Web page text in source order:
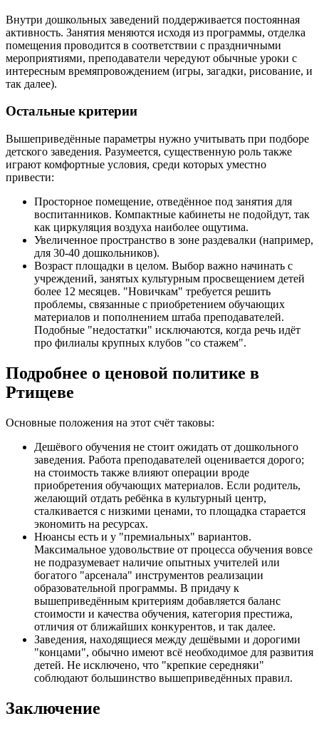
Внутри дошкольных заведений поддерживается постоянная
активность. Занятия меняются исходя из программы, отделка
помещения проводится в соответствии с праздничными
мероприятиями, преподаватели чередуют обычные уроки с
интересным времяпровождением (игры, загадки, рисование, и
так далее).
Остальные критерии
Вышеприведённые параметры нужно учитывать при подборе
детского заведения. Разумеется, существенную роль также
играют комфортные условия, среди которых уместно
привести:
Просторное помещение, отведённое под занятия для
воспитанников. Компактные кабинеты не подойдут, так
как циркуляция воздуха наиболее ощутима.
Увеличенное пространство в зоне раздевалки (например,
для 30-40 дошкольников).
Возраст площадки в целом. Выбор важно начинать с
учреждений, занятых культурным просвещением детей
более 12 месяцев. "Новичкам" требуется решить
проблемы, связанные с приобретением обучающих
материалов и пополнением штаба преподавателей.
Подобные "недостатки" исключаются, когда речь идёт
про филиалы крупных клубов "со стажем".
Подробнее о ценовой политике в
Ртищеве
Основные положения на этот счёт таковы:
Дешёвого обучения не стоит ожидать от дошкольного
заведения. Работа преподавателей оценивается дорого;
на стоимость также влияют операции вроде
приобретения обучающих материалов. Если родитель,
желающий отдать ребёнка в культурный центр,
сталкивается с низкими ценами, то площадка старается
экономить на ресурсах.
Нюансы есть и у "премиальных" вариантов.
Максимальное удовольствие от процесса обучения вовсе
не подразумевает наличие опытных учителей или
богатого "арсенала" инструментов реализации
образовательной программы. В придачу к
вышеприведённым критериям добавляется баланс
стоимости и качества обучения, категория престижа,
отличия от ближайших конкурентов, и так далее.
Заведения, находящиеся между дешёвыми и дорогими
"концами", обычно имеют всё необходимое для развития
детей. Не исключено, что "крепкие середняки"
соблюдают большинство вышеприведённых правил.
Заключение